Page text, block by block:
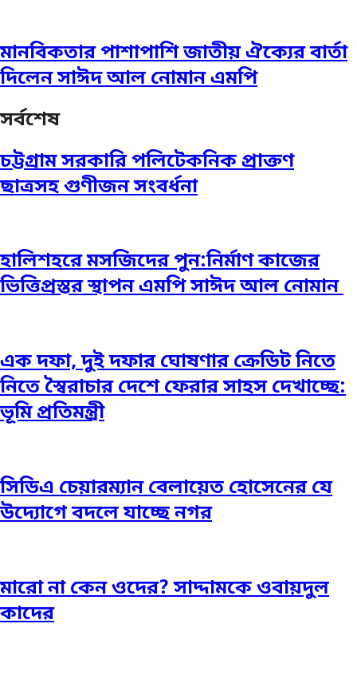
মানবিকতার পাশাপাশি জাতীয় ঐক্যের বার্তা
দিলেন সাঈদ আল নোমান এমপি
সর্বশেষ
চট্টগ্রাম সরকারি পলিটেকনিক প্রাক্তণ
ছাত্রসহ গুণীজন সংবর্ধনা
হালিশহরে মসজিদের পুন:নির্মাণ কাজের
ভিত্তিপ্রস্তর স্থাপন এমপি সাঈদ আল নোমান ‎
এক দফা, দুই দফার ঘোষণার ক্রেডিট নিতে
নিতে স্বৈরাচার দেশে ফেরার সাহস দেখাচ্ছে:
ভূমি প্রতিমন্ত্রী
সিডিএ চেয়ারম্যান বেলায়েত হোসেনের যে
উদ্যোগে বদলে যাচ্ছে নগর
মারো না কেন ওদের? সাদ্দামকে ওবায়দুল
কাদের